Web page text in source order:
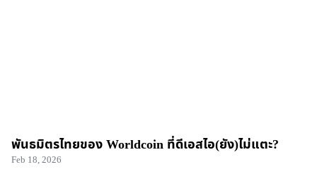
พันธมิตรไทยของ Worldcoin ที่ดีเอสไอ(ยัง)ไม่แตะ?
Feb 18, 2026